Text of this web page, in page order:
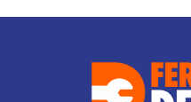
Diseño compacto